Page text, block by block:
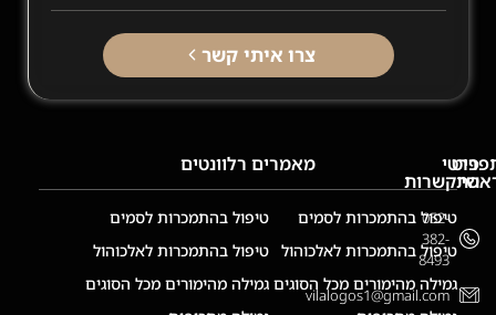
צרו איתי קשר
מאמרים רלוונטים
טיפול בהתמכרות לסמים
טיפול בהתמכרות לאלכוהול
גמילה מהימורים מכל הסוגים
טיפול בהתמכרות לסמים
טיפול בהתמכרות לאלכוהול
גמילה מהימורים מכל הסוגים
פרטי
התקשרות
052-
382-
8493
vilalogos1@gmail.com